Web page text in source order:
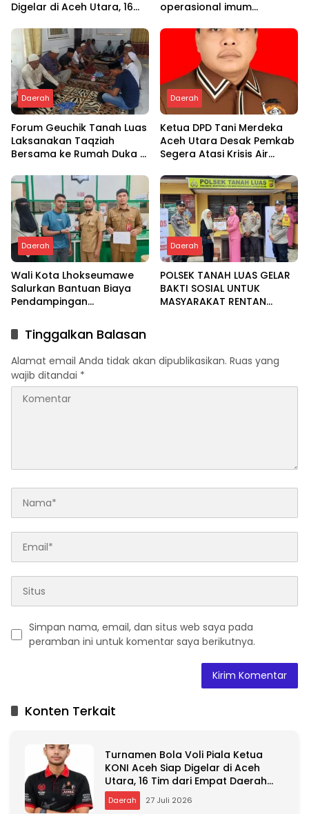
Digelar di Aceh Utara, 16
Ambil Bagian
operasional imum
Daerah
Forum Geuchik Tanah Luas
Laksanakan Taqziah
Bersama ke Rumah Duka di
Daerah
Ketua DPD Tani Merdeka
Aceh Utara Desak Pemkab
Segera Atasi Krisis Air
Daerah
Wali Kota Lhokseumawe
Salurkan Bantuan Biaya
Pendampingan
Mal
Daerah
POLSEK TANAH LUAS GELAR
BAKTI SOSIAL UNTUK
MASYARAKAT RENTAN
Tinggalkan Balasan
Alamat email Anda tidak akan dipublikasikan. Ruas yang
wajib ditandai *
Simpan nama, email, dan situs web saya pada
peramban ini untuk komentar saya berikutnya.
e Konten Terkait
Turnamen Bola Voli Piala Ketua
KONI Aceh Siap Digelar di Aceh
Utara, 16 Tim dari Empat Daerah
Ambil Bagian
Daerah 27 Juli 2026